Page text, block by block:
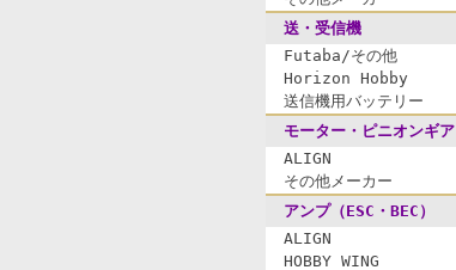
送・受信機
Futaba/その他
Horizon Hobby
送信機用バッテリー
モーター・ピニオンギア
ALIGN
その他メーカー
アンプ（ESC・BEC）
ALIGN
HOBBY WING